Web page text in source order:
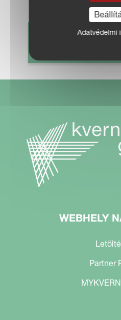
WEBHELY
Partner
Adatvédelmi